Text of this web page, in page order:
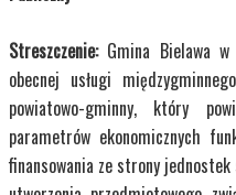
Streszczenie: Gmina Bielawa
obecnej usługi
powiatowo-gminny, który
parametrów ekonomicznych
finansowania ze strony